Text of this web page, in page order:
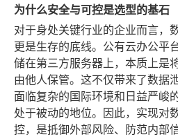
为什么安全与可控是选型的基石
对于身处关键行业的企业而言，
更是生存的底线。公有云办公平
储在第三方服务器上，本质上是
由他人保管。这不仅带来了数据
面临复杂的国际环境和日益严峻
处于被动的地位。因此，实现对
控，是抵御外部风险、防范内部